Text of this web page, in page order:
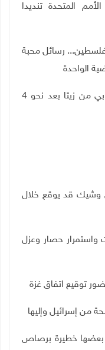
المتحدة تنديدا
فلسطين... رسائل محبة
الواحدة
الاحتلال يسلم جثمان الشهيد خالد حوبي من زيتا بعد نحو 4
وشيك قد يوقع خلال
واستمرار حصار وعزل
توقيع اتفاق غزة
من إسرائيل وإليها
بعضها خطيرة برصاص